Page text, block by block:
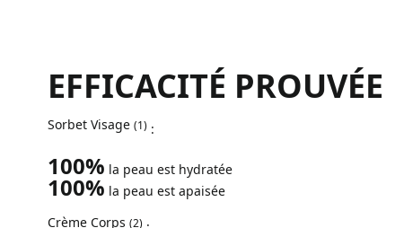
EFFICACITÉ PROUVÉE
Sorbet Visage (1) :
100% la peau est hydratée
100% la peau est apaisée
Crème Corps (2)